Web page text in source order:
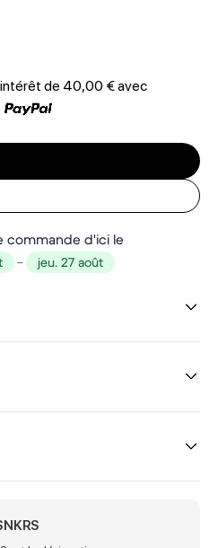
de 40,00 €avec
commande d'ici le
– jeu. 27 août